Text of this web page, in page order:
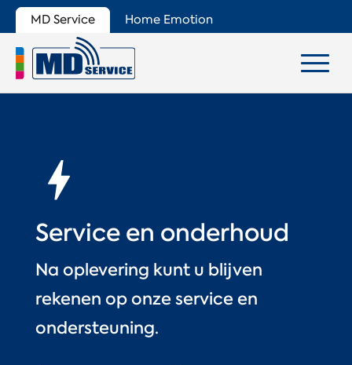
MD Service Home Emotion
Service en onderhoud
Na oplevering kunt u blijven
rekenen op onze service en
ondersteuning.